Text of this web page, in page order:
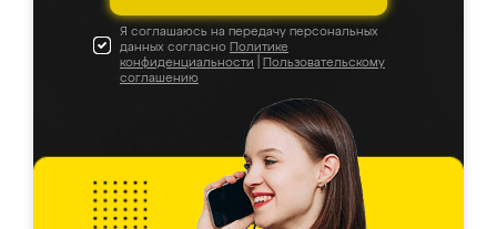
Я соглашаюсь на передачу персональных
данных согласно Политике
конфиденциальности
Пользовательскому
соглашению